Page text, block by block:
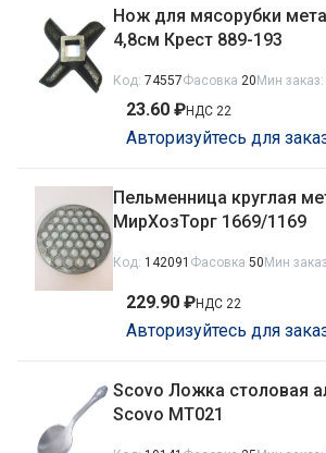
Нож для мясорубки
4,8см Крест 889-193
Код: 74557Фасовка 20 Мин заказ:
23.60 ₽НДС 22
Авторизуйтесь для
Пельменница круглая
МирХозТорг 1669/1169
Код: 142091 Фасовка 50 Мин
229.90 ₽НДС 22
Авторизуйтесь для
Scovo Ложка столовая
Scovo МТ021